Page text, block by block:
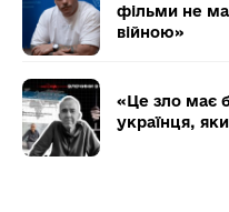
фільми не
війною»
«Це зло має
українця,